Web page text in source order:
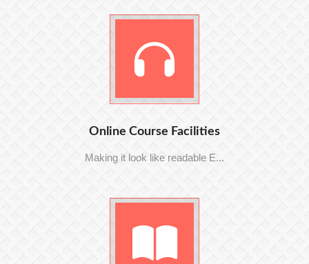
Online Course Facilities
Making it look like readable E...